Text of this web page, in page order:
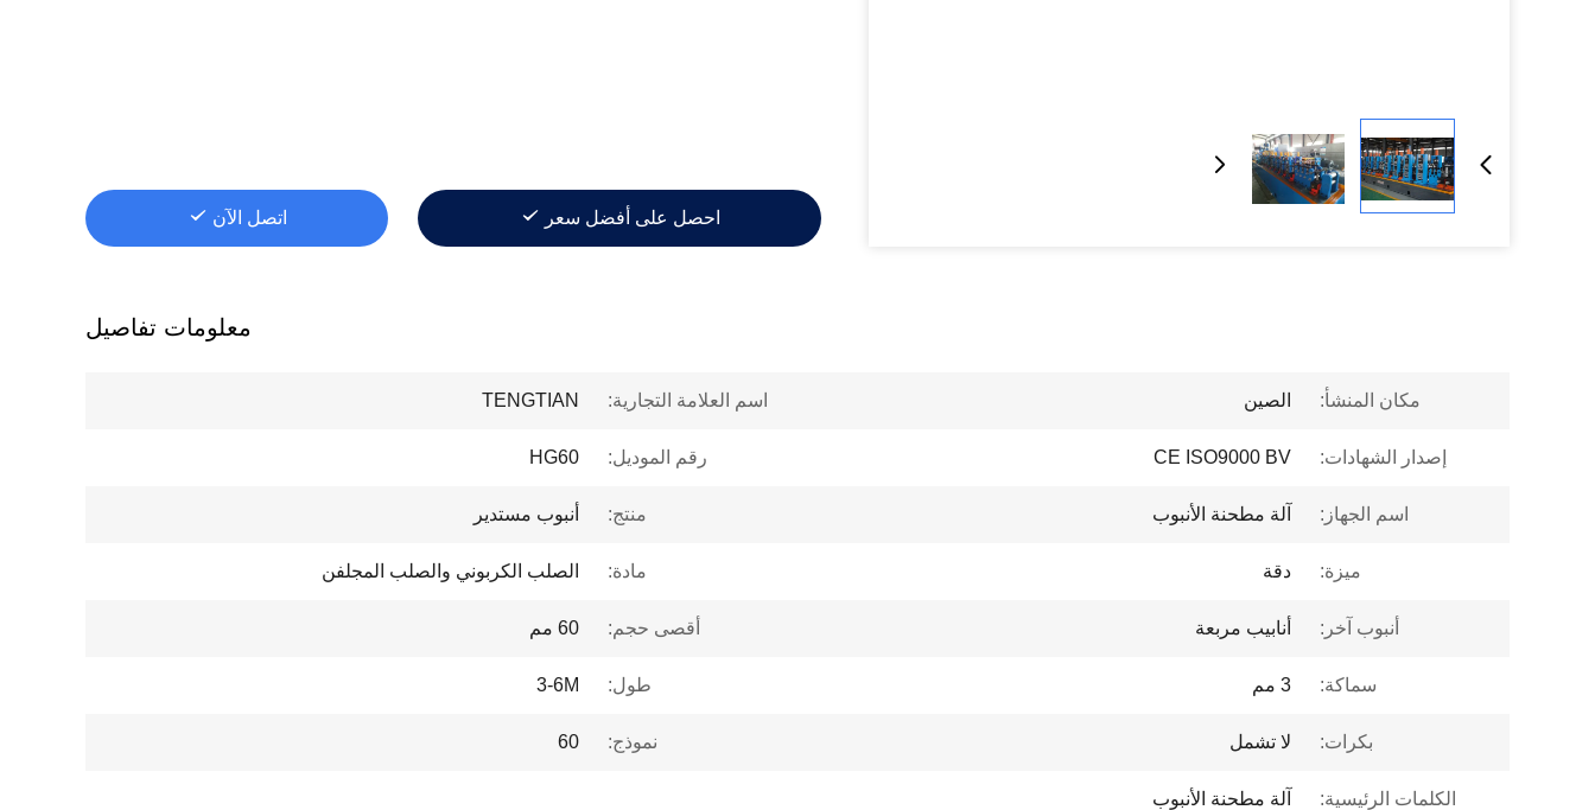
احصل على أفضل سعر اتصل الآن
معلومات تفاصيل
مكان المنشأ: الصين اسم العلامة التجارية: TENGTIAN
إصدار الشهادات: CE ISO9000 BV رقم الموديل: HG60
اسم الجهاز: آلة مطحنة الأنبوب منتج: أنبوب مستدير
ميزة: دقة مادة: الصلب الكربوني والصلب المجلفن
أنبوب آخر: أنابيب مربعة أقصى حجم: 60 مم
سماكة: 3 مم طول: 3-6M
بكرات: لا تشمل نموذج: 60
الكلمات الرئيسية: آلة مطحنة الأنبوب